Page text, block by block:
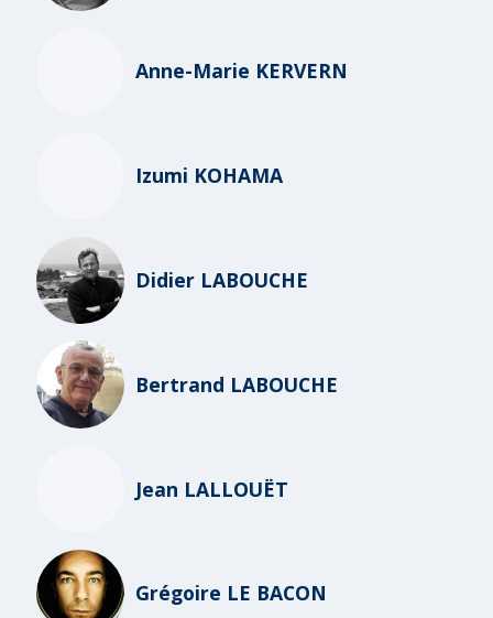
Anne-Marie KERVERN
Izumi KOHAMA
Didier LABOUCHE
Bertrand LABOUCHE
Jean LALLOUËT
Grégoire LE BACON